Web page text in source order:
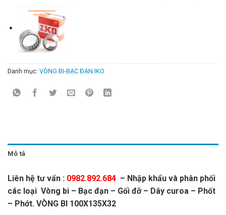
Danh mục: VÒNG BI-BẠC ĐẠN IKO
Mô tả
Liên hệ tư vấn : 0982.892.684 – Nhập khẩu và phân phối
các loại Vòng bi – Bạc đạn – Gối đỡ – Dây curoa – Phốt
– Phớt. VÒNG BI 100X135X32